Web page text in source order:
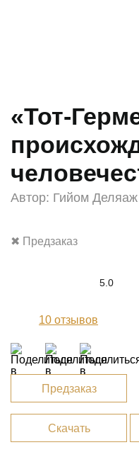
«Тот-
Автор: Гийом Деляаж
✖ Предзаказ
5.0
10 отзывов
Предзаказ
Скачать